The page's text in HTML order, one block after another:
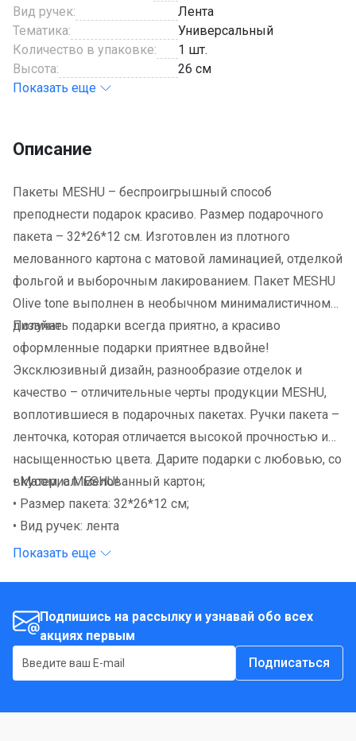
Вид ручек:
Лента
Тематика:
Универсальный
Количество в упаковке:
1 шт.
Высота:
26 см
Показать еще
Описание
Пакеты MESHU – беспроигрышный способ
преподнести подарок красиво. Размер подарочного
пакета – 32*26*12 см. Изготовлен из плотного
мелованного картона с матовой ламинацией, отделкой
фольгой и выборочным лакированием. Пакет MESHU
Olive tone выполнен в необычном минималистичном
дизайне.
Получать подарки всегда приятно, а красиво
оформленные подарки приятнее вдвойне!
Эксклюзивный дизайн, разнообразие отделок и
качество – отличительные черты продукции MESHU,
воплотившиеся в подарочных пакетах. Ручки пакета –
ленточка, которая отличается высокой прочностью и
насыщенностью цвета. Дарите подарки с любовью, со
вкусом, с MESHU!
• Материал: мелованный картон;
• Размер пакета: 32*26*12 см;
• Вид ручек: лента
Показать еще
Подпишись на рассылку и узнавай обо всех
акциях первым
Подписаться